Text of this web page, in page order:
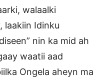
walaalki
laakiin Idinku
nin ka mid ah
waatii aad
Ongela aheyn ma